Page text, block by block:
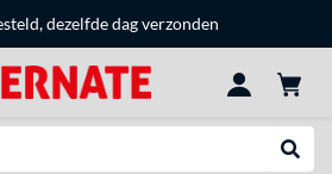
dezelfde dag verzonden